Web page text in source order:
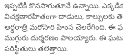
ఇప్పటికీ కొనసాగుతూనే ఉన్నాయి.
విచక్షణారహితంగా దాడులు, కాల్పులకు
అర్ధరాత్రి మరోసారి హింస చెలరేగింది. ఈ
ముగ్గురు దుర్మరణం పాలయ్యారు. ఈ
పరిస్థితులు తలెత్తాయి.